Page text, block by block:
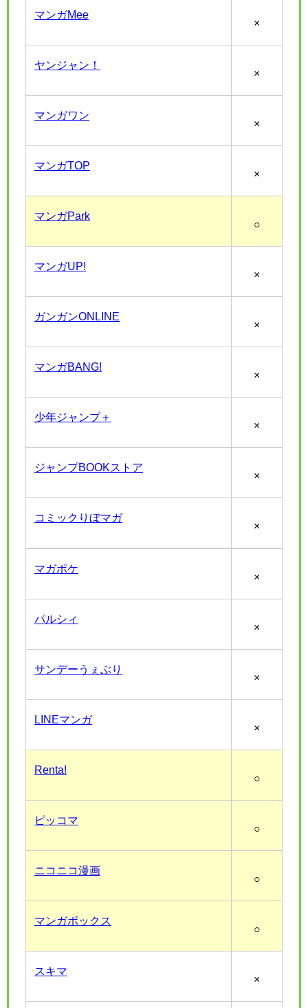
マンガMee
×
ヤンジャン！
×
マンガワン
×
マンガTOP
×
マンガPark
○
マンガUP!
×
ガンガンONLINE
×
マンガBANG!
×
少年ジャンプ＋
×
ジャンプBOOKストア
×
コミックりぼマガ
×
マガポケ
×
パルシィ
×
サンデーうぇぶり
×
LINEマンガ
×
Renta!
○
ピッコマ
○
ニコニコ漫画
○
マンガボックス
○
スキマ
×